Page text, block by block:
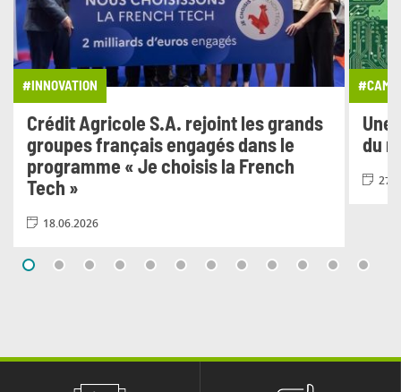
#INNOVATION
Crédit Agricole S.A. rejoint les grands
groupes français engagés dans le
programme « Je choisis la French
Tech »
18.06.2026
Une
du